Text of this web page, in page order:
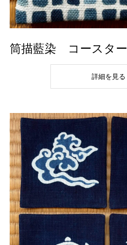
筒描藍染 コースター
詳細を見る